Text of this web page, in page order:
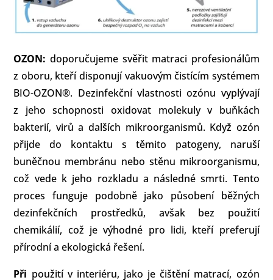
OZON: doporučujeme svěřit matraci profesionálům
z oboru, kteří disponují vakuovým čistícím systémem
BIO-OZON®. Dezinfekční vlastnosti ozónu vyplývají
z jeho schopnosti oxidovat molekuly v buňkách
bakterií, virů a dalších mikroorganismů. Když ozón
přijde do kontaktu s těmito patogeny, naruší
buněčnou membránu nebo stěnu mikroorganismu,
což vede k jeho rozkladu a následné smrti. Tento
proces funguje podobně jako působení běžných
dezinfekčních prostředků, avšak bez použití
chemikálií, což je výhodné pro lidi, kteří preferují
přírodní a ekologická řešení.
Při použití v interiéru, jako je čištění matrací, ozón